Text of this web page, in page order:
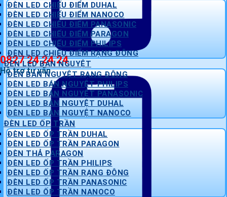
0827 24 24 24
Hỗ trợ tư vấn
ĐÈN LED CHIẾU ĐIỂM DUHAL
ĐÈN LED CHIẾU ĐIỂM NANOCO
ĐÈN LED CHIẾU ĐIỂM PANASONIC
ĐÈN LED CHIẾU ĐIỂM PARAGON
ĐÈN LED CHIẾU ĐIỂM PHILIPS
ĐÈN LED CHIẾU ĐIỂM RẠNG ĐÔNG
ĐÈN LED BÁN NGUYỆT
ĐÈN BÁN NGUYỆT RẠNG ĐÔNG
ĐÈN LED BÁN NGUYỆT PHILIPS
ĐÈN LED BÁN NGUYỆT PANASONIC
ĐÈN LED BÁN NGUYỆT DUHAL
ĐÈN LED BÁN NGUYỆT NANOCO
ĐÈN LED ỐP TRẦN
ĐÈN LED ỐP TRẦN DUHAL
ĐÈN LED ỐP TRẦN PARAGON
ĐÈN THẢ PARAGON
ĐÈN LED ỐP TRẦN PHILIPS
ĐÈN LED ỐP TRẦN RẠNG ĐÔNG
ĐÈN LED ỐP TRẦN PANASONIC
ĐÈN LED ỐP TRẦN NANOCO